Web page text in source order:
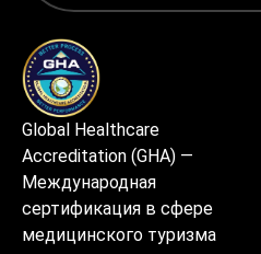
Global Healthcare
Accreditation (GHA) —
Международная
сертификация в сфере
медицинского туризма